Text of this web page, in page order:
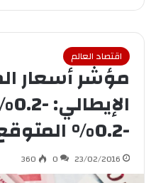
اقتصاد العالم
مؤشر أسعار
-0.2% المتوقع
23/02/2016
0
360